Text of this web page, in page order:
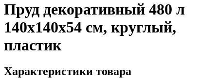
Пруд декоративный 480 л
140х140х54 см, круглый,
пластик
Характеристики товара